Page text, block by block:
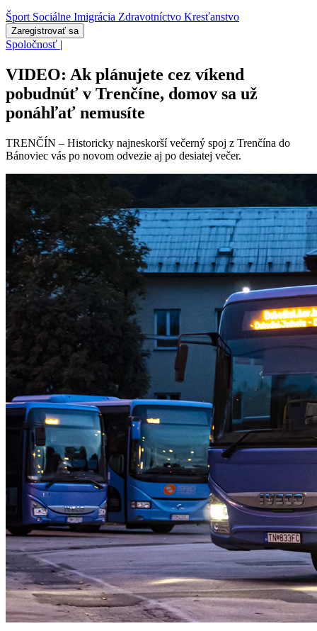
Šport Sociálne Imigrácia Zdravotníctvo Kresťanstvo
Zaregistrovať sa
Spoločnosť |
VIDEO: Ak plánujete cez víkend
pobudnúť v Trenčíne, domov sa už
ponáhľať nemusíte
TRENČÍN – Historicky najneskorší večerný spoj z Trenčína do
Bánoviec vás po novom odvezie aj po desiatej večer.